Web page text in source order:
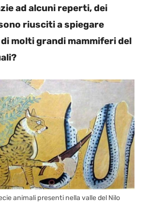
ad alcuni reperti, dei
riusciti a spiegare
molti grandi mammiferi del
animali presenti nella valle del Nilo